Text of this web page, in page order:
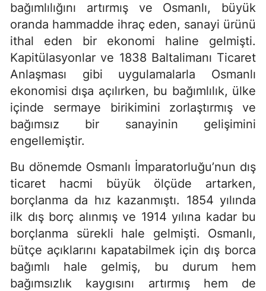
bağımlılığını artırmış ve Osmanlı, büyük
oranda hammadde ihraç eden, sanayi ürünü
ithal eden bir ekonomi haline gelmişti.
Kapitülasyonlar ve 1838 Baltalimanı Ticaret
Anlaşması gibi uygulamalarla Osmanlı
ekonomisi dışa açılırken, bu bağımlılık, ülke
içinde sermaye birikimini zorlaştırmış ve
bağımsız bir sanayinin gelişimini
engellemiştir.
Bu dönemde Osmanlı İmparatorluğu’nun dış
ticaret hacmi büyük ölçüde artarken,
borçlanma da hız kazanmıştı. 1854 yılında
ilk dış borç alınmış ve 1914 yılına kadar bu
borçlanma sürekli hale gelmişti. Osmanlı,
bütçe açıklarını kapatabilmek için dış borca
bağımlı hale gelmiş, bu durum hem
bağımsızlık kaygısını artırmış hem de